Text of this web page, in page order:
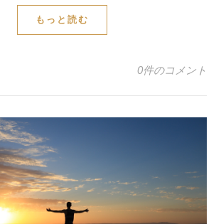
もっと読む
0件のコメント